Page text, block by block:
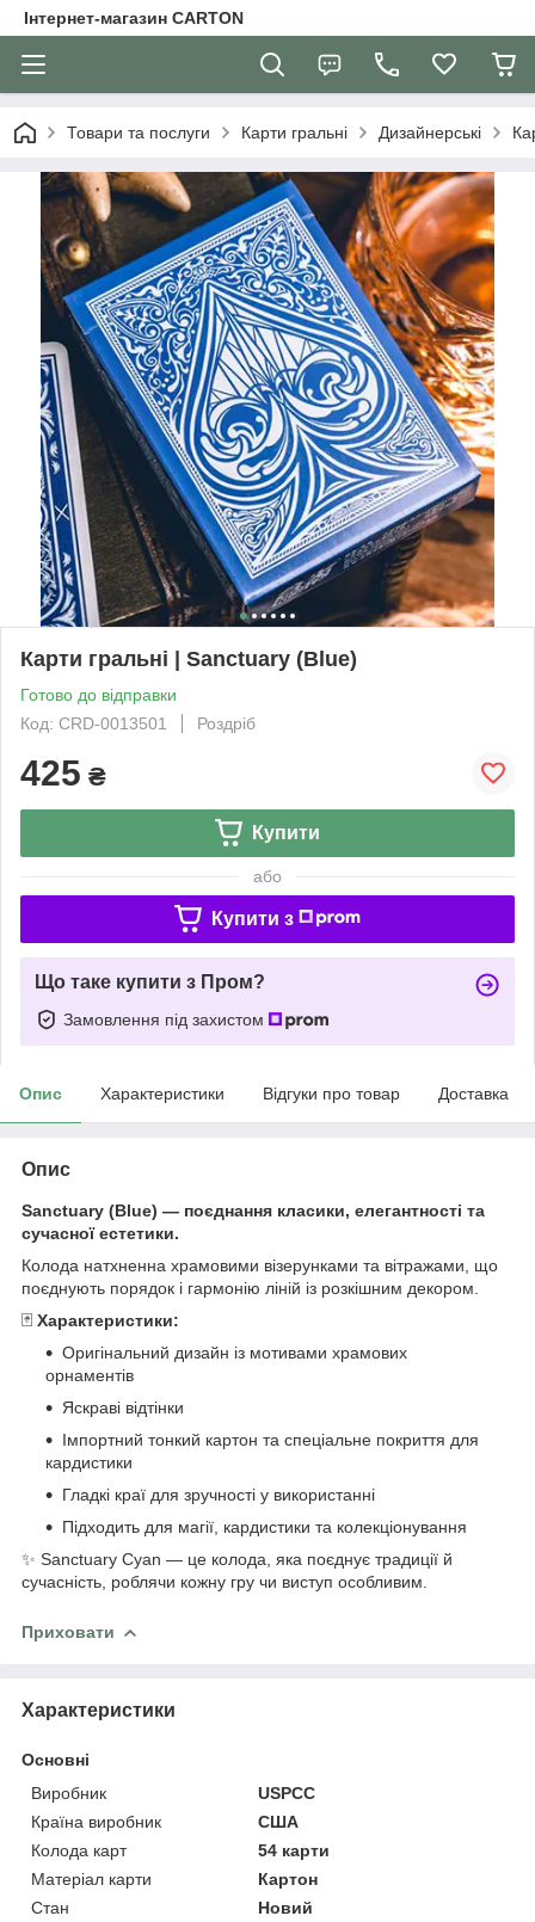
Інтернет-магазин CARTON
Товари та послуги Карти гральні Дизайнерські
Карти гральні | Sanctuary (Blue)
Готово до відправки
Код: CRD-0013501
Роздріб
425 ₴
Купити
або
Купити з
Що таке купити з Пром?
Замовлення під захистом
Опис Характеристики Відгуки про товар Доставка
Опис
Sanctuary (Blue) — поєднання класики, елегантності та
сучасної естетики.
Колода натхненна храмовими візерунками та вітражами, що
поєднують порядок і гармонію ліній із розкішним декором.
🃏 Характеристики:
Оригінальний дизайн із мотивами храмових
орнаментів
Яскраві відтінки
Імпортний тонкий картон та спеціальне покриття для
кардистики
Гладкі краї для зручності у використанні
Підходить для магії, кардистики та колекціонування
✨ Sanctuary Cyan — це колода, яка поєднує традиції й
сучасність, роблячи кожну гру чи виступ особливим.
Приховати
Характеристики
Основні
Виробник
USPCC
Країна виробник
США
Колода карт
54 карти
Матеріал карти
Картон
Стан
Новий